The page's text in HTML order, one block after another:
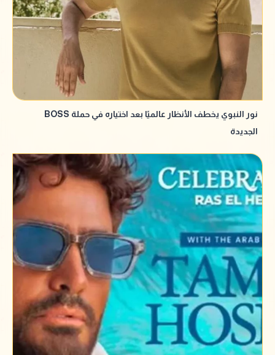
نور النبوي يخطف الأنظار عالميًا بعد اختياره في حملة BOSS
الجديدة